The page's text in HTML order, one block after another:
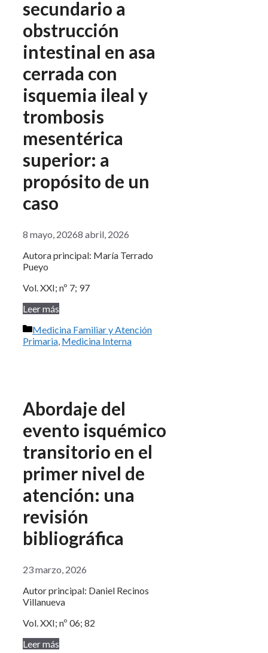
secundario a
obstrucción
intestinal en asa
cerrada con
isquemia ileal y
trombosis
mesentérica
superior: a
propósito de un
caso
8 mayo, 20268 abril, 2026
Autora principal: María Terrado
Pueyo
Vol. XXI; nº 7; 97
Leer más
Categorías
Medicina Familiar y Atención
Primaria, Medicina Interna
Abordaje del
evento isquémico
transitorio en el
primer nivel de
atención: una
revisión
bibliográfica
23 marzo, 2026
Autor principal: Daniel Recinos
Villanueva
Vol. XXI; nº 06; 82
Leer más